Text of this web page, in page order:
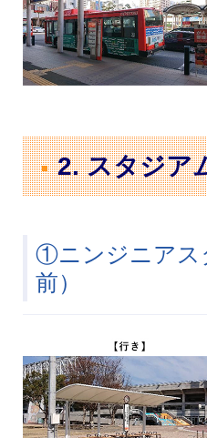
2. スタジア
①ニンジニアス
前）